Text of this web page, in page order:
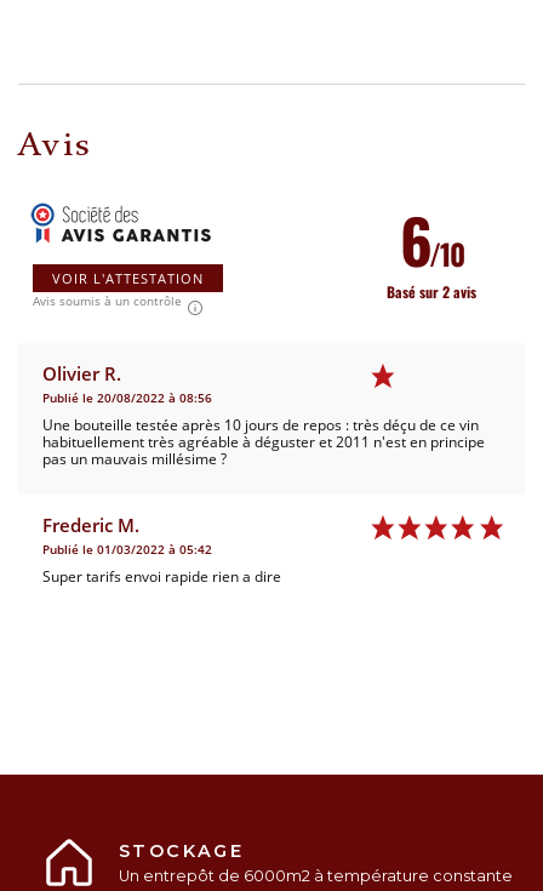
Avis
VOIR L'ATTESTATION
Avis soumis à un contrôle
6/10
Basé sur 2 avis
Olivier R.
Publié le 20/08/2022 à 08:56
Une bouteille testée après 10 jours de repos : très déçu de ce vin
habituellement très agréable à déguster et 2011 n'est en principe
pas un mauvais millésime ?
Frederic M.
Publié le 01/03/2022 à 05:42
Super tarifs envoi rapide rien a dire
STOCKAGE
Un entrepôt de 6000m2 à température constante